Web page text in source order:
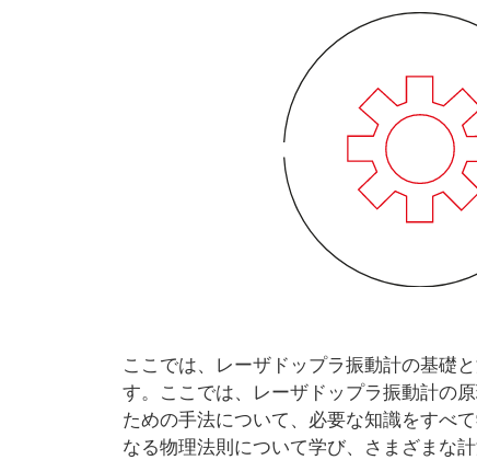
ここでは、レーザドップラ振動計の基礎
す。ここでは、レーザドップラ振動計の
ための手法について、必要な知識をすべ
なる物理法則について学び、さまざまな